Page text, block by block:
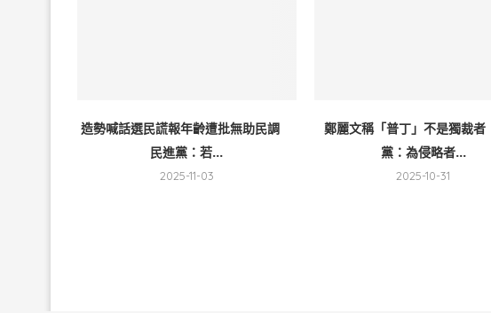
造勢喊話選民謊報年齡遭批無助民調
民進黨：若...
2025-11-03
鄭麗文稱「普丁」不是獨裁
黨：為侵略者...
2025-10-31